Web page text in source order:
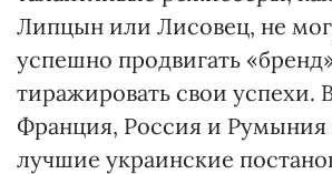
Липцын или Лисовец, не
успешно продвигать
тиражировать свои успехи.
Франция, Россия и Румыния
лучшие украинские